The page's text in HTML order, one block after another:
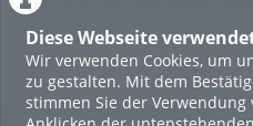
Diese Webseite
Wir verwenden Cookies, um
zu gestalten. Mit dem
stimmen Sie der Verwendung